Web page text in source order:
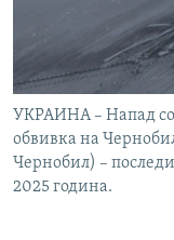
УКРАИНА – Напад со
обвивка на
Чернобил) –
2025 година.